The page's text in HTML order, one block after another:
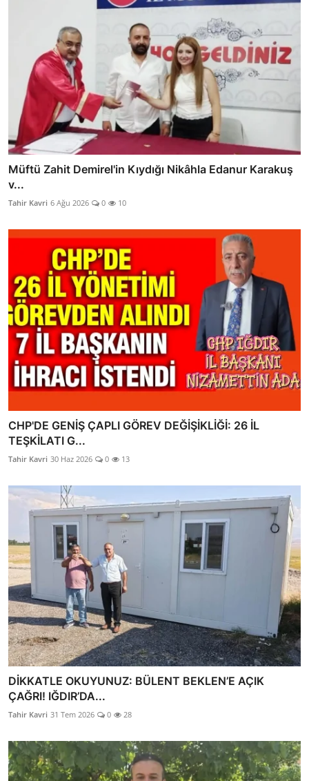
Müftü Zahit Demirel'in Kıydığı Nikâhla Edanur Karakuş
v...
Tahir Kavri 6 Ağu 2026 0 10
CHP'DE GENİŞ ÇAPLI GÖREV DEĞİŞİKLİĞİ: 26 İL
TEŞKİLATI G...
Tahir Kavri 30 Haz 2026 0 13
DİKKATLE OKUYUNUZ: BÜLENT BEKLEN’E AÇIK
ÇAĞRI! IĞDIR’DA...
Tahir Kavri 31 Tem 2026 0 28